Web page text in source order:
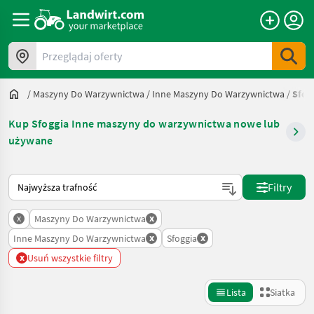
Przeglądaj oferty
/ Maszyny Do Warzywnictwa / Inne Maszyny Do Warzywnictwa /
Kup Sfoggia Inne maszyny do warzywnictwa nowe lub
używane
Tak sortuje się na Landwirt.com
Filtry
x Maszyny Do Warzywnictwa x
Inne Maszyny Do Warzywnictwa x Sfoggia x
x Usuń wszystkie filtry
Lista Siatka